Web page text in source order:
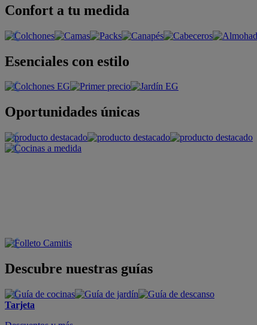
Confort a tu medida
Esenciales con estilo
Oportunidades únicas
Descubre nuestras guías
Tarjeta